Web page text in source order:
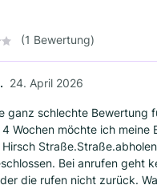
(1 Bewertung)
24. April 2026
ganz schlechte Bewertung
Wochen möchte ich meine
Bei anrufen geht
die rufen nicht zurück.